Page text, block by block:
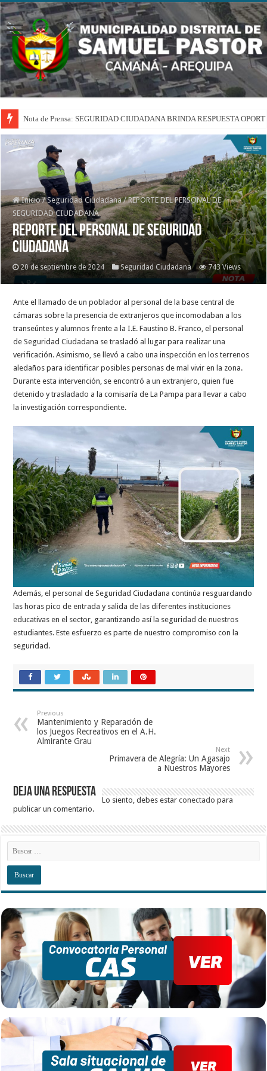
Nota de Prensa: SEGURIDAD CIUDADANA BRINDA RESPUESTA
Inicio / Seguridad Ciudadana / REPORTE DEL PERSONAL DE
SEGURIDAD CIUDADANA
REPORTE DEL PERSONAL DE SEGURIDAD
CIUDADANA
20 de septiembre de 2024 Seguridad Ciudadana 743 Views
Ante el llamado de un poblador al personal de la base central de
cámaras sobre la presencia de extranjeros que incomodaban a los
transeúntes y alumnos frente a la I.E. Faustino B. Franco, el personal
de Seguridad Ciudadana se trasladó al lugar para realizar una
verificación. Asimismo, se llevó a cabo una inspección en los terrenos
aledaños para identificar posibles personas de mal vivir en la zona.
Durante esta intervención, se encontró a un extranjero, quien fue
detenido y trasladado a la comisaría de La Pampa para llevar a cabo
la investigación correspondiente.
Además, el personal de Seguridad Ciudadana continúa resguardando
las horas pico de entrada y salida de las diferentes instituciones
educativas en el sector, garantizando así la seguridad de nuestros
estudiantes. Este esfuerzo es parte de nuestro compromiso con la
seguridad.
Previous
Mantenimiento y Reparación de
los Juegos Recreativos en el A.H.
Almirante Grau
Next
Primavera de Alegría: Un Agasajo
a Nuestros Mayores
Deja una respuesta
Lo siento, debes estarconectado para
publicar un comentario.